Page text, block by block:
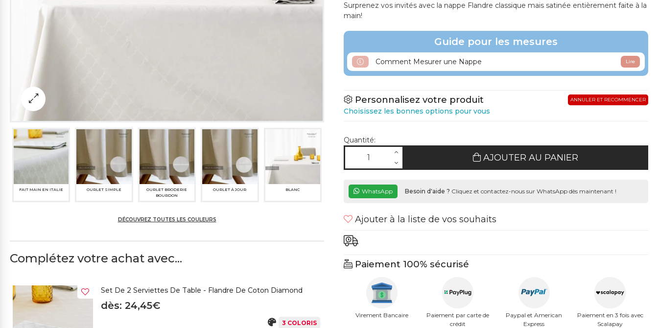
FAIT MAIN EN ITALIE OURLET SIMPLE
OURLET BRODERIE
BOURDON
OURLET À JOUR BLANC
DÉCOUVREZ TOUTES LES COULEURS
Complétez votre achat avec...
Set De 2 Serviettes De Table - Flandre De Coton Diamond
dès: 24,45€
3 COLORIS
Surprenez vos invités avec la nappe Flandre classique mais satinée entièrement faite à la
main!
Guide pour les mesures
Comment Mesurer une Nappe Lire
Personnalisez votre produit
Choisissez les bonnes options pour vous
ANNULER ET RECOMMENCER
Quantité:
AJOUTER AU PANIER
WhatsApp Besoin d'aide ? Cliquez et contactez-nous sur WhatsApp dès maintenant !
Ajouter à la liste de vos souhaits
Paiement 100% sécurisé
Virement Bancaire
Paiement par carte de
crédit
Paypal et American
Express
Paiement en 3 fois avec
Scalapay